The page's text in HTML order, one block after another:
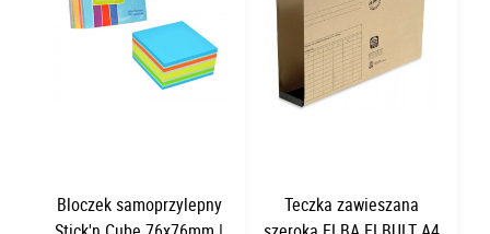
Bloczek samoprzylepny
Teczka zawieszana